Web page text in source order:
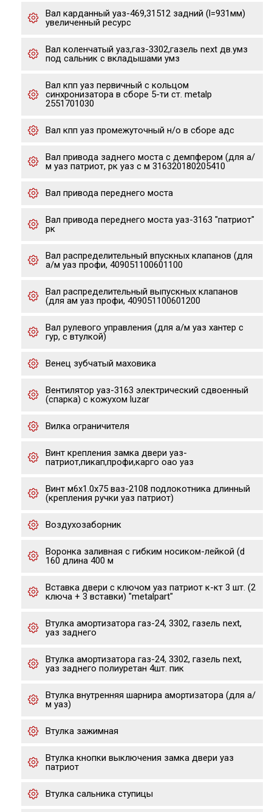
Вал карданный уаз-469,31512 задний (l=931мм)
увеличенный ресурс
Вал коленчатый уаз,газ-3302,газель next дв.умз
под сальник с вкладышами умз
Вал кпп уаз первичный с кольцом
синхронизатора в сборе 5-ти ст. metalp
2551701030
Вал кпп уаз промежуточный н/о в сборе адс
Вал привода заднего моста с демпфером (для а/
м уаз патриот, рк уаз с м 316320180205410
Вал привода переднего моста
Вал привода переднего моста уаз-3163 "патриот"
рк
Вал распределительный впускных клапанов (для
а/м уаз профи, 409051100601100
Вал распределительный выпускных клапанов
(для ам уаз профи, 409051100601200
Вал рулевого управления (для а/м уаз хантер с
гур, с втулкой)
Венец зубчатый маховика
Вентилятор уаз-3163 электрический сдвоенный
(спарка) с кожухом luzar
Вилка ограничителя
Винт крепления замка двери уаз-
патриот,пикап,профи,карго оао уаз
Винт м6х1.0х75 ваз-2108 подлокотника длинный
(крепления ручки уаз патриот)
Воздухозаборник
Воронка заливная с гибким носиком-лейкой (d
160 длина 400 м
Вставка двери с ключом уаз патриот к-кт 3 шт. (2
ключа + 3 вставки) "metalpart"
Втулка амортизатора газ-24, 3302, газель next,
уаз заднего
Втулка амортизатора газ-24, 3302, газель next,
уаз заднего полиуретан 4шт. пик
Втулка внутренняя шарнира амортизатора (для а/
м уаз)
Втулка зажимная
Втулка кнопки выключения замка двери уаз
патриот
Втулка сальника ступицы